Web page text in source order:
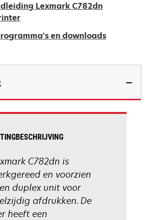
Lexmark C782dn
en downloads
C782dn is
en voorzien
duplex unit voor
afdrukken. De
heeft een